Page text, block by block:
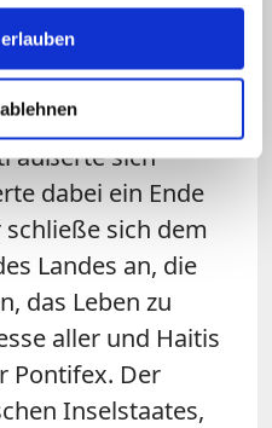
Seeleute und die
äußerte sich
dabei ein Ende
sich dem
Landes an, die
das Leben zu
aller und Haitis
Pontifex. Der
Inselstaates,